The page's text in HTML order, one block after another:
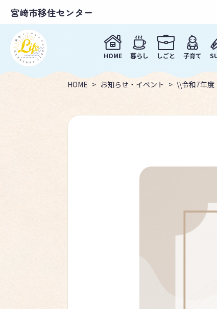
宮崎市移住センター
HOME 暮らし しごと 子育て
HOME お知らせ・イベント \\令和7年度